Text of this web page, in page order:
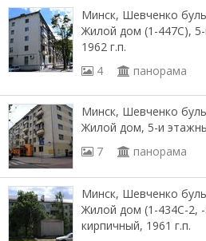
Минск, Шевченко
Жилой дом (1-447С),
1962 г.п.
4
панорама
Минск, Шевченко
Жилой дом, 5-и
7
панорама
Минск, Шевченко
Жилой дом (1-434С-2,
кирпичный, 1961 г.п.